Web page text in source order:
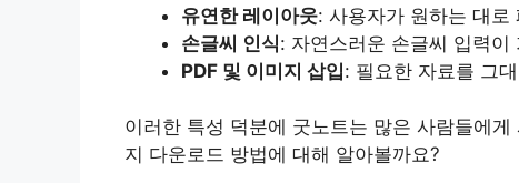
유연한 레이아웃: 사용자가 원하는 대로
손글씨 인식: 자연스러운 손글씨 입력이
PDF 및 이미지 삽입: 필요한 자료를 그
이러한 특성 덕분에 굿노트는 많은 사람들에
지 다운로드 방법에 대해 알아볼까요?